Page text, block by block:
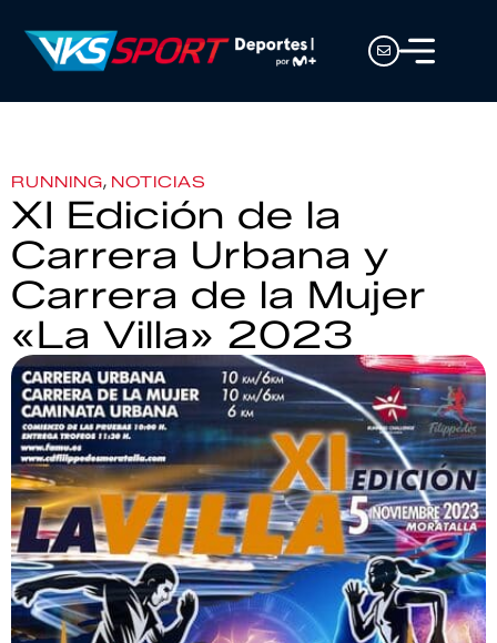
RUNNING, NOTICIAS
XI Edición de la
Carrera Urbana y
Carrera de la Mujer
«La Villa» 2023